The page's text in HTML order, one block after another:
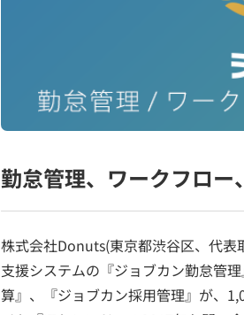
勤怠管理、ワークフロ
株式会社Donuts(東京都渋谷区、代
支援システムの『ジョブカン勤怠管
算』、『ジョブカン採用管理』が、